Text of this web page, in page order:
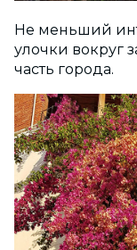
Не меньший
улочки вокруг
часть города.